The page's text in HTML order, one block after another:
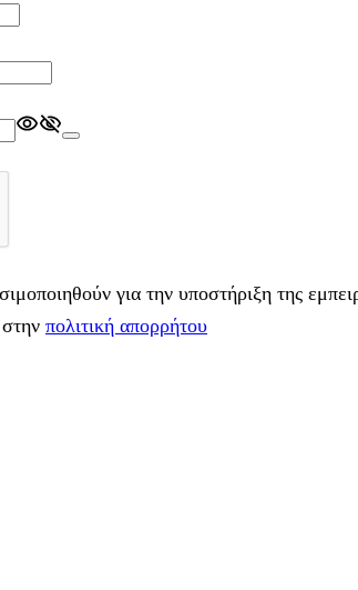
για την υποστήριξη της
πολιτική απορρήτου